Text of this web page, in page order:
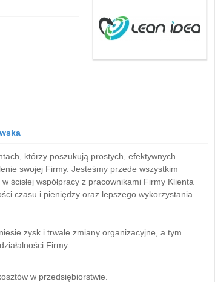
którzy poszukują prostych, efektywnych
swojej Firmy. Jesteśmy przede wszystkim
ścisłej współpracy z pracownikami Firmy Klienta
czasu i pieniędzy oraz lepszego wykorzystania
zysk i trwałe zmiany organizacyjne, a tym
Firmy.
w przedsiębiorstwie.